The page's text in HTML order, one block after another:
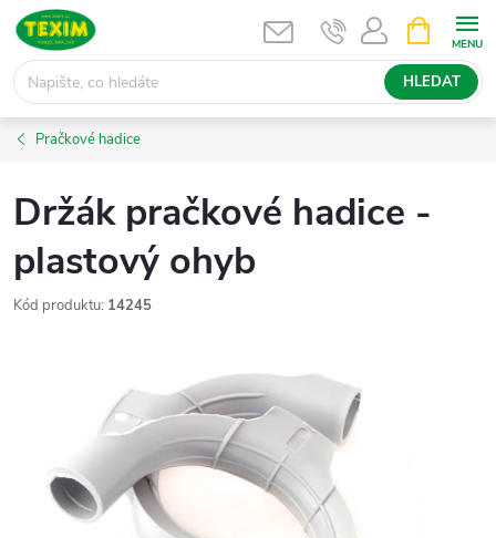
Přejít
obsah
HLEDAT
NÁKUPNÍ
KOŠÍK
Pračkové hadice
Držák pračkové hadice -
plastový ohyb
Kód produktu: 14245